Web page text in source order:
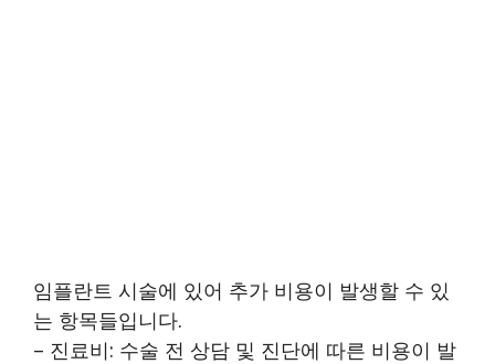
임플란트 시술에 있어 추가 비용이 발생할 수 있
는 항목들입니다.
– 진료비: 수술 전 상담 및 진단에 따른 비용이 발